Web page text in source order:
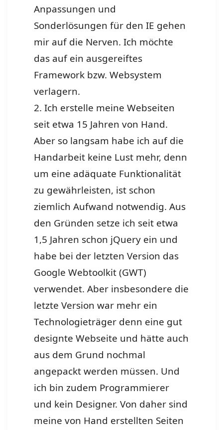
Anpassungen und
Sonderlösungen für den IE gehen
mir auf die Nerven. Ich möchte
das auf ein ausgereiftes
Framework bzw. Websystem
verlagern.
2. Ich erstelle meine Webseiten
seit etwa 15 Jahren von Hand.
Aber so langsam habe ich auf die
Handarbeit keine Lust mehr, denn
um eine adäquate Funktionalität
zu gewährleisten, ist schon
ziemlich Aufwand notwendig. Aus
den Gründen setze ich seit etwa
1,5 Jahren schon jQuery ein und
habe bei der letzten Version das
Google Webtoolkit (GWT)
verwendet. Aber insbesondere die
letzte Version war mehr ein
Technologieträger denn eine gut
designte Webseite und hätte auch
aus dem Grund nochmal
angepackt werden müssen. Und
ich bin zudem Programmierer
und kein Designer. Von daher sind
meine von Hand erstellten Seiten